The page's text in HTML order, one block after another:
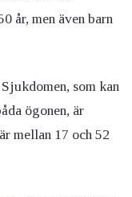
år, men även barn
som kan
ögonen, är
mellan 17 och 52